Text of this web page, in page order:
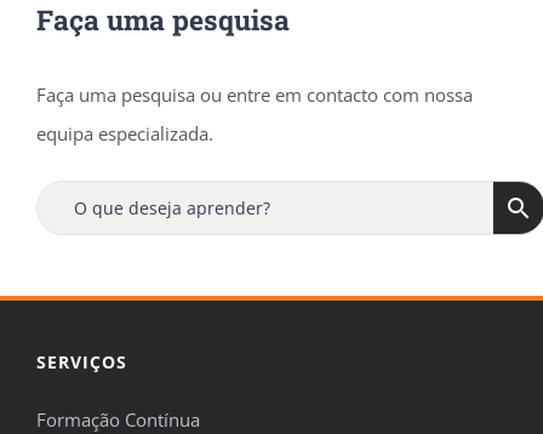
Faça uma pesquisa
Faça uma pesquisa ou entre em contacto com nossa
equipa especializada.
SERVIÇOS
Formação Contínua